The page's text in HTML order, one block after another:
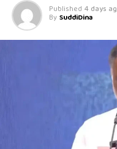
Published 4 days
By SuddiDina